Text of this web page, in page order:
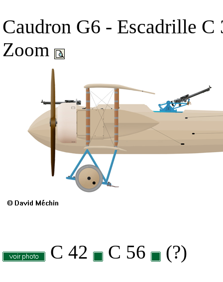
Caudron G6 - Escadrille C
Zoom
C 42 C 56 (?)